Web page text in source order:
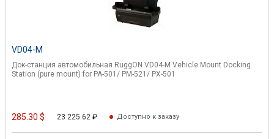
VD04-M
Док-станция автомобильная RuggON VD04-M Vehicle Mount Docking
Station (pure mount) for PA-501/ PM-521/ PX-501
285.30 $ 23 225.62 ₽ Доступно к заказу